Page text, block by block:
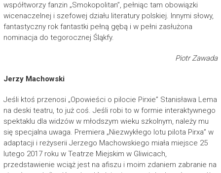
współtworzy fanzin „Smokopolitan”, pełniąc tam obowiązki
wicenaczelnej i szefowej działu literatury polskiej. Innymi słowy,
fantastyczny rok fantastki pełną gębą i w pełni zasłużona
nominacja do tegorocznej Śląkfy.
Piotr Zawada
Jerzy Machowski
Jeśli ktoś przenosi „Opowieści o pilocie Pirxie” Stanisława Lema
na deski teatru, to już coś. Jeśli robi to w formie interaktywnego
spektaklu dla widzów w młodszym wieku szkolnym, należy mu
się specjalna uwaga. Premiera „Niezwykłego lotu pilota Pirxa” w
adaptacji i reżyserii Jerzego Machowskiego miała miejsce 25
lutego 2017 roku w Teatrze Miejskim w Gliwicach,
przedstawienie wciąż jest na afiszu i moim zdaniem zabranie na